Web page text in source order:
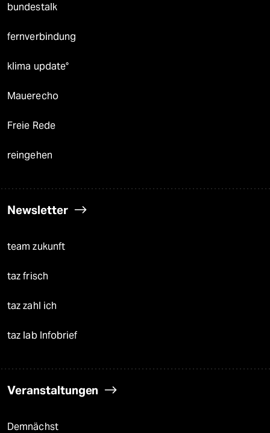
bundestalk
fernverbindung
klima update°
Mauerecho
Freie Rede
reingehen
Newsletter
team zukunft
taz frisch
taz zahl ich
taz lab Infobrief
Veranstaltungen
Demnächst